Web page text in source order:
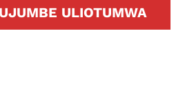
UJUMBE ULIOTUMWA